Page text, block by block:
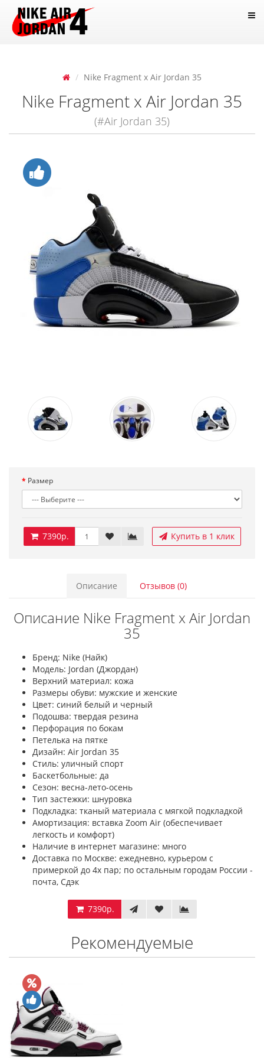
Nike Fragment x Air Jordan 35
Nike Fragment x Air Jordan 35
(#Air Jordan 35)
Размер
7390р. Купить в 1 клик
Описание Отзывов (0)
Описание Nike Fragment x Air Jordan
35
Бренд: Nike (Найк)
Модель: Jordan (Джордан)
Верхний материал: кожа
Размеры обуви: мужские и женские
Цвет: синий белый и черный
Подошва: твердая резина
Перфорация по бокам
Петелька на пятке
Дизайн: Air Jordan 35
Стиль: уличный спорт
Баскетбольные: да
Сезон: весна-лето-осень
Тип застежки: шнуровка
Подкладка: тканый материала с мягкой подкладкой
Амортизация: вставка Zoom Air (обеспечивает
легкость и комфорт)
Наличие в интернет магазине: много
Доставка по Москве: ежедневно, курьером с
примеркой до 4х пар; по остальным городам России -
почта, Сдэк
7390р.
Рекомендуемые